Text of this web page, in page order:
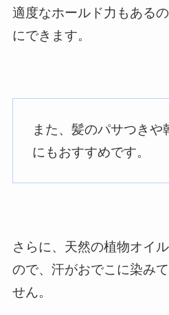
適度なホールド力もある
にできます。
また、髪のパサつきや
にもおすすめです。
さらに、天然の植物オイ
ので、汗がおでこに染み
せん。